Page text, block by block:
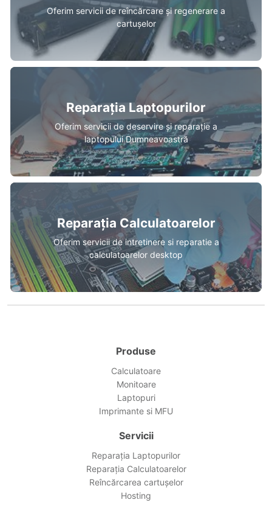
Oferim servicii de reîncărcare și regenerare a
cartușelor
Reparația Laptopurilor
Oferim servicii de deservire și reparație a
laptopului Dumneavoastră
Reparația Calculatoarelor
Oferim servicii de intretinere si reparatie a
calculatoarelor desktop
Produse
Calculatoare
Monitoare
Laptopuri
Imprimante si MFU
Servicii
Reparația Laptopurilor
Reparația Calculatoarelor
Reîncărcarea cartușelor
Hosting